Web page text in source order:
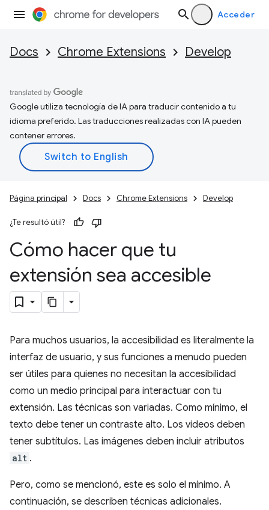
Acceder
Docs Chrome Extensions Develop
Google utiliza tecnología de IA para traducir contenido a tu
idioma preferido. Las traducciones realizadas con IA pueden
contener errores.
Página principal Docs Chrome Extensions Develop
¿Te resultó útil?
Cómo hacer que tu
extensión sea accesible
Para muchos usuarios, la accesibilidad es literalmente la
interfaz de usuario, y sus funciones a menudo pueden
ser útiles para quienes no necesitan la accesibilidad
como un medio principal para interactuar con tu
extensión. Las técnicas son variadas. Como mínimo, el
texto debe tener un contraste alto. Los videos deben
tener subtítulos. Las imágenes deben incluir atributos
alt .
Pero, como se mencionó, este es solo el mínimo. A
continuación, se describen técnicas adicionales.